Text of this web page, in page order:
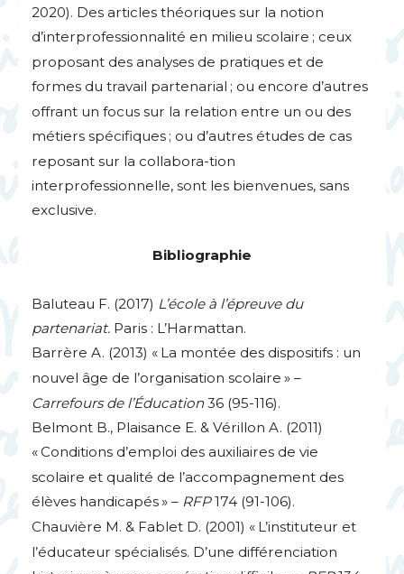
2020). Des articles théoriques sur la notion
d’interprofessionnalité en milieu scolaire ; ceux
proposant des analyses de pratiques et de
formes du travail partenarial ; ou encore d’autres
offrant un focus sur la relation entre un ou des
métiers spécifiques ; ou d’autres études de cas
reposant sur la collabora-tion
interprofessionnelle, sont les bienvenues, sans
exclusive.
Bibliographie
Baluteau F. (2017) L’école à l’épreuve du
partenariat. Paris : L’Harmattan.
Barrère A. (2013) « La montée des dispositifs : un
nouvel âge de l’organisation scolaire » –
Carrefours de l’Éducation36 (95-116).
Belmont B., Plaisance E. & Vérillon A. (2011)
«Conditions d’emploi des auxiliaires de vie
scolaire et qualité de l’accompagnement des
élèves handicapés» – RFP174 (91-106).
Chauvière M. & Fablet D. (2001) « L’instituteur et
l’éducateur spécialisés. D’une différenciation